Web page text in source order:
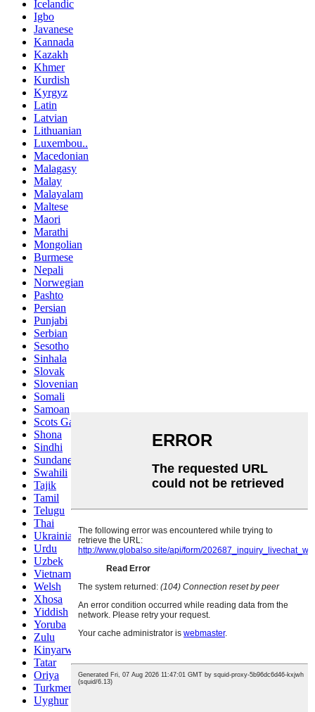
Icelandic
Igbo
Javanese
Kannada
Kazakh
Khmer
Kurdish
Kyrgyz
Latin
Latvian
Lithuanian
Luxembou..
Macedonian
Malagasy
Malay
Malayalam
Maltese
Maori
Marathi
Mongolian
Burmese
Nepali
Norwegian
Pashto
Persian
Punjabi
Serbian
Sesotho
Sinhala
Slovak
Slovenian
Somali
Samoan
Scots Gaelic
Shona
Sindhi
Sundanese
Swahili
Tajik
Tamil
Telugu
Thai
Ukrainian
Urdu
Uzbek
Vietnamese
Welsh
Xhosa
Yiddish
Yoruba
Zulu
Kinyarwanda
Tatar
Oriya
Turkmen
Uyghur